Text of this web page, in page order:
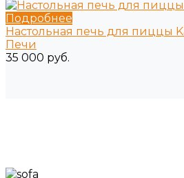
Подробнее
Настольная печь для пиццы
Печи
35 000 руб.